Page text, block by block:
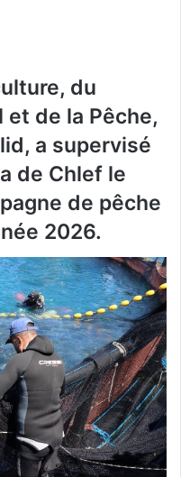
du
de la Pêche,
a supervisé
de Chlef le
de pêche
2026.